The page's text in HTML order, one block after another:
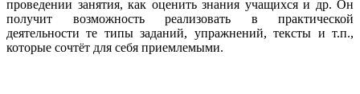
проведении занятия, как оценить знания учащихся и др. Он
получит возможность реализовать в практической
деятельности те типы заданий, упражнений, тексты и т.п.,
которые сочтёт для себя приемлемыми.